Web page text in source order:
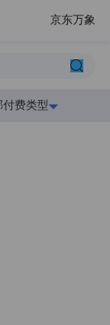
京东万象
付费类型